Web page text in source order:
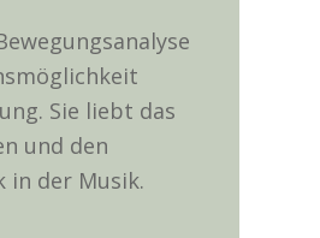
Sie liebt das
und den
in der Musik.